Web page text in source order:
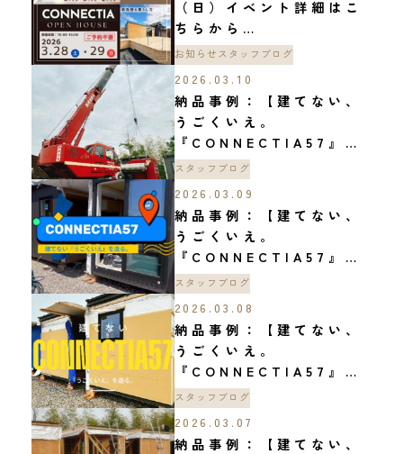
（日）イベント詳細はこ
ちらから
●【CONNECTIA
OPEN HOUSE】を開催
します！
お知らせ スタッフブログ
2026.03.10
納品事例：【建てない、
うごくいえ。
『CONNECTIA57』】
vol.7
スタッフブログ
2026.03.09
納品事例：【建てない、
うごくいえ。
『CONNECTIA57』】
vol.5,6
スタッフブログ
2026.03.08
納品事例：【建てない、
うごくいえ。
『CONNECTIA57』】
vol.3,4
スタッフブログ
2026.03.07
納品事例：【建てない、